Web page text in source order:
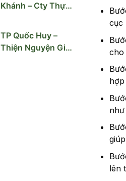
Khánh – Cty Thực
TP Quốc Huy –
Thiện Nguyện Giúp
cục
cho
lên